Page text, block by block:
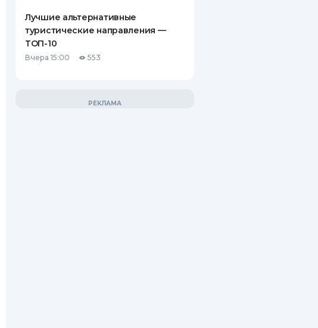
Лучшие альтернативные
туристические направления —
ТОП-10
Вчера 15:00 553